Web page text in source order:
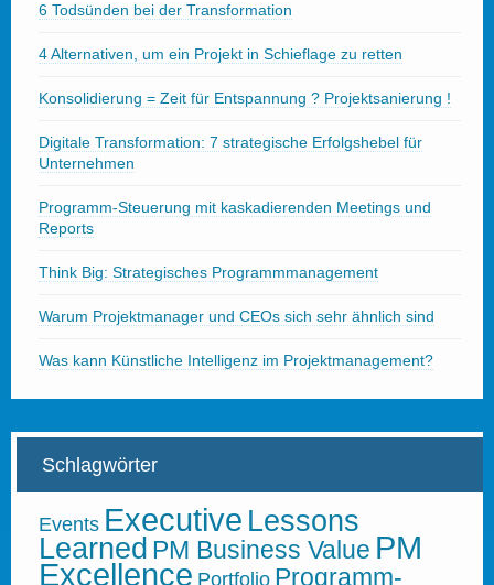
6 Todsünden bei der Transformation
4 Alternativen, um ein Projekt in Schieflage zu retten
Konsolidierung = Zeit für Entspannung ? Projektsanierung !
Digitale Transformation: 7 strategische Erfolgshebel für
Unternehmen
Programm-Steuerung mit kaskadierenden Meetings und
Reports
Think Big: Strategisches Programmmanagement
Warum Projektmanager und CEOs sich sehr ähnlich sind
Was kann Künstliche Intelligenz im Projektmanagement?
Schlagwörter
Events Executive Lessons
Learned PM Business Value PM
Excellence Portfolio Programm-